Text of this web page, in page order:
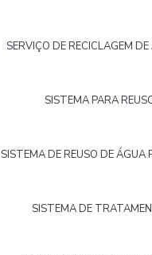
SERVIÇO DE RECICLAGEM
SISTEMA PARA
SISTEMA DE REUSO DE ÁGUA
SISTEMA DE